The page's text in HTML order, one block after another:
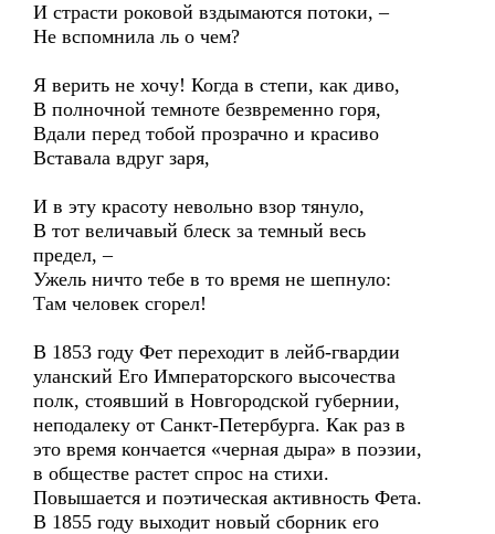
И страсти роковой вздымаются потоки, –
Не вспомнила ль о чем?
Я верить не хочу! Когда в степи, как диво,
В полночной темноте безвременно горя,
Вдали перед тобой прозрачно и красиво
Вставала вдруг заря,
И в эту красоту невольно взор тянуло,
В тот величавый блеск за темный весь
предел, –
Ужель ничто тебе в то время не шепнуло:
Там человек сгорел!
В 1853 году Фет переходит в лейб-гвардии
уланский Его Императорского высочества
полк, стоявший в Новгородской губернии,
неподалеку от Санкт-Петербурга. Как раз в
это время кончается «черная дыра» в поэзии,
в обществе растет спрос на стихи.
Повышается и поэтическая активность Фета.
В 1855 году выходит новый сборник его